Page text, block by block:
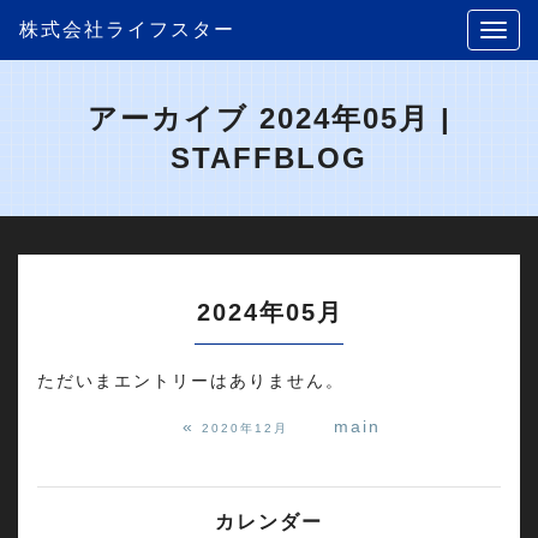
株式会社ライフスター
アーカイブ 2024年05月 |
STAFFBLOG
2024年05月
ただいまエントリーはありません。
« 2020年12月 main
カレンダー